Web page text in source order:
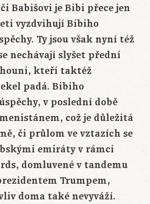
Babišovi je Bibi přece jen
vyzdvihují Bibiho
Ty jsou však nyní též
nechávají slyšet přední
kteří taktéž
padá. Bibiho
v poslední době
což je důležitá
či průlom ve vztazích se
emiráty v rámci
domluvené v tandemu
Trumpem,
doma také nevyváží.